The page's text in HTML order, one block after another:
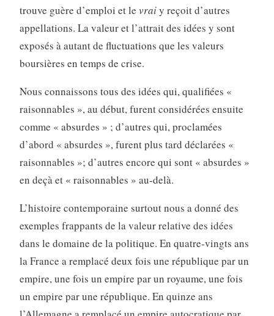
trouve guère d’emploi et le vraiy reçoit d’autres
appellations. La valeur et l’attrait des idées y sont
exposés à autant de fluctuations que les valeurs
boursières en temps de crise.
Nous connaissons tous des idées qui, qualifiées «
raisonnables », au début, furent considérées ensuite
comme « absurdes » ; d’autres qui, proclamées
d’abord « absurdes », furent plus tard déclarées «
raisonnables »; d’autres encore qui sont « absurdes »
en deçà et « raisonnables » au-delà.
L’histoire contemporaine surtout nous a donné des
exemples frappants de la valeur relative des idées
dans le domaine de la politique. En quatre-vingts ans
la France a remplacé deux fois une république par un
empire, une fois un empire par un royaume, une fois
un empire par une république. En quinze ans